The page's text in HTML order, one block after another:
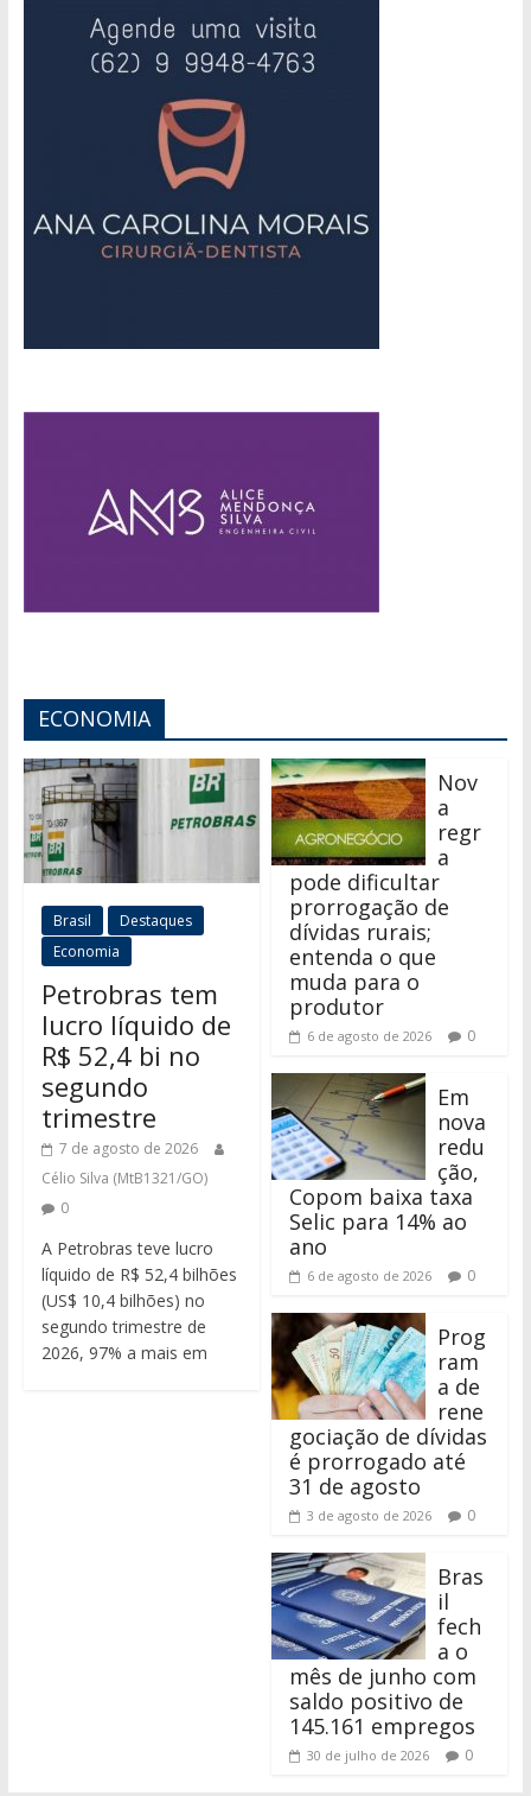
ECONOMIA
Brasil
Destaques
Economia
Petrobras tem
lucro líquido de
R$ 52,4 bi no
segundo
trimestre
7 de agosto de 2026
Célio Silva (MtB1321/GO)
0
A Petrobras teve lucro
líquido de R$ 52,4 bilhões
(US$ 10,4 bilhões) no
segundo trimestre de
2026, 97% a mais em
Nov
a
regr
a
pode dificultar
prorrogação de
dívidas rurais;
entenda o que
muda para o
produtor
6 de agosto de 2026 0
Em
nova
redu
ção,
Copom baixa taxa
Selic para 14% ao
ano
6 de agosto de 2026 0
Prog
ram
a de
rene
gociação de dívidas
é prorrogado até
31 de agosto
3 de agosto de 2026 0
Bras
il
fech
a o
mês de junho com
saldo positivo de
145.161 empregos
30 de julho de 2026 0